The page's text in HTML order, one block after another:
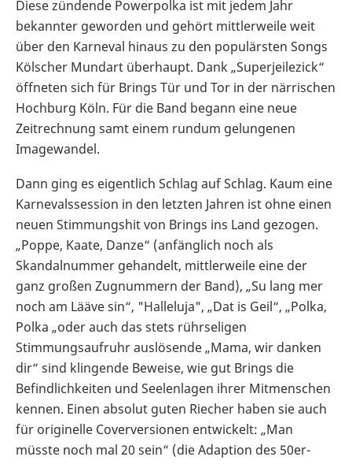
Diese zündende Powerpolka ist mit jedem Jahr
bekannter geworden und gehört mittlerweile weit
über den Karneval hinaus zu den populärsten Songs
Kölscher Mundart überhaupt. Dank „Superjeilezick“
öffneten sich für Brings Tür und Tor in der närrischen
Hochburg Köln. Für die Band begann eine neue
Zeitrechnung samt einem rundum gelungenen
Imagewandel.
Dann ging es eigentlich Schlag auf Schlag. Kaum eine
Karnevalssession in den letzten Jahren ist ohne einen
neuen Stimmungshit von Brings ins Land gezogen.
„Poppe, Kaate, Danze“ (anfänglich noch als
Skandalnummer gehandelt, mittlerweile eine der
ganz großen Zugnummern der Band), „Su lang mer
noch am Lääve sin“, "Halleluja", „Dat is Geil“, „Polka,
Polka „oder auch das stets rührseligen
Stimmungsaufruhr auslösende „Mama, wir danken
dir“ sind klingende Beweise, wie gut Brings die
Befindlichkeiten und Seelenlagen ihrer Mitmenschen
kennen. Einen absolut guten Riecher haben sie auch
für originelle Coverversionen entwickelt: „Man
müsste noch mal 20 sein“ (die Adaption des 50er-